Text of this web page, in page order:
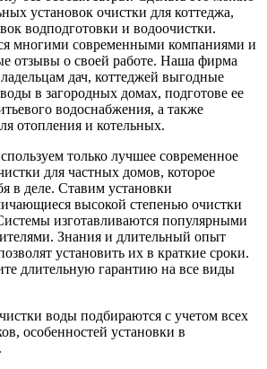
установок очистки для коттеджа,
водподготовки и водоочистки.
многими современными компаниями и
отзывы о своей работе. Наша фирма
дач, коттеджей выгодные
в загородных домах, подготове ее
водоснабжения, а также
отопления и котельных.
только лучшее современное
для частных домов, которое
в деле. Ставим установки
высокой степенью очистки
изготавливаются популярными
Знания и длительный опыт
установить их в краткие сроки.
длительную гарантию на все виды
воды подбираются с учетом всех
особенностей установки в